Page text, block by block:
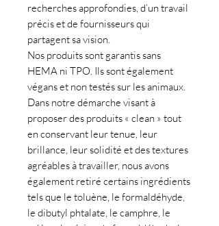
recherches approfondies, d’un travail
précis et de fournisseurs qui
partagent sa vision.
Nos produits sont garantis sans
HEMA ni TPO. Ils sont également
végans et non testés sur les animaux.
Dans notre démarche visant à
proposer des produits « clean » tout
en conservant leur tenue, leur
brillance, leur solidité et des textures
agréables à travailler, nous avons
également retiré certains ingrédients
tels que le toluène, le formaldéhyde,
le dibutyl phtalate, le camphre, le